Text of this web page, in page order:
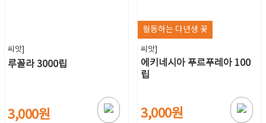
씨앗]
루꼴라 3000립
3,000원
월동하는 다년생 꽃
씨앗]
에키네시아 푸르푸레아 100
립
3,000원